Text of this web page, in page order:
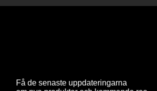
Få de senaste uppdateringarna